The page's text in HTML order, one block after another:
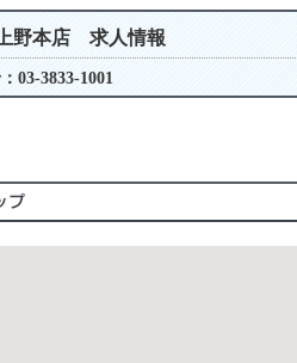
野本店 求人情報
03-3833-1001